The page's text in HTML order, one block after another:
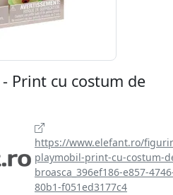
Print cu costum de
https://www.elefant.ro/
playmobil-print-cu-costum-
broasca_396ef186-e857-
80b1-f051ed3177c4